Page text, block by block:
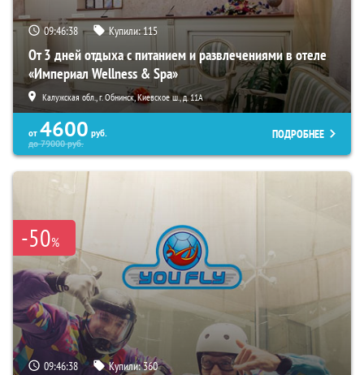
09:46:37 Купили:115
От 3 дней отдыха с питанием и развлечениями в отеле
«Империал Wellness & Spa»
Калужская обл., г. Обнинск, Киевское ш., д. 11А
от 4600 руб.
до79000руб.
ПОДРОБНЕЕ
-50%
09:46:37 Купили:360